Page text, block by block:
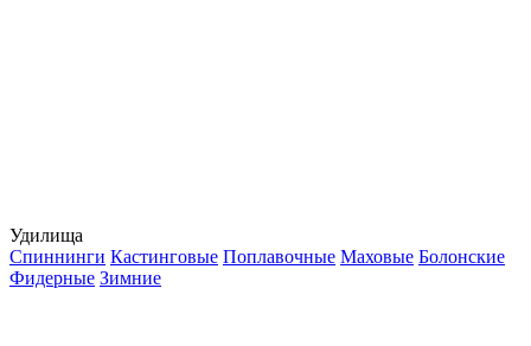
Удилища
Спиннинги Кастинговые Поплавочные Маховые Болонские
Фидерные Зимние